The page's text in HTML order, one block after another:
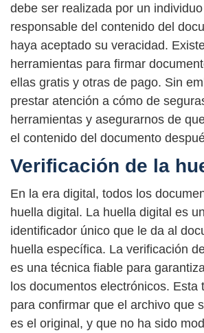
debe ser realizada por un
responsable del contenido del
haya aceptado su veracidad.
herramientas para firmar
ellas gratis y otras de pago. Sin
prestar atención a cómo de
herramientas y asegurarnos de
el contenido del documento
Verificación de la
En la era digital, todos los
huella digital. La huella digital es
identificador único que le da al
huella específica. La verificación
es una técnica fiable para
los documentos electrónicos. Esta
para confirmar que el archivo que
es el original, y que no ha sido